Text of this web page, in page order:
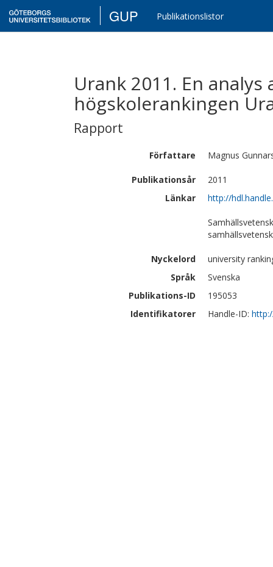
GUP Publikationslistor
Urank 2011. En
högskolerankingen
Rapport
Författare Magnus
Publikationsår
2011
Länkar
http://
Nyckelord
university
Språk
Svenska
Publikations-ID
195053
Identifikatorer
Handle-ID: